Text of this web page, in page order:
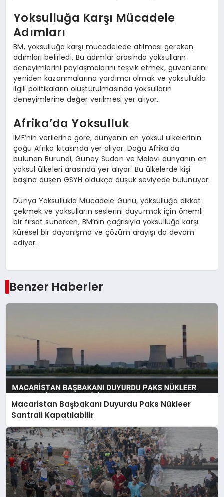
Yoksulluğa Karşı Mücadele
Adımları
BM, yoksulluğa karşı mücadelede atılması gereken
adımları belirledi. Bu adımlar arasında yoksulların
deneyimlerini paylaşmalarını teşvik etmek, güvenlerini
yeniden kazanmalarına yardımcı olmak ve yoksullukla
ilgili politikaların oluşturulmasında yoksulların
deneyimlerine değer verilmesi yer alıyor.
Afrika’da Yoksulluk
IMF’nin verilerine göre, dünyanın en yoksul ülkelerinin
çoğu Afrika kıtasında yer alıyor. Doğu Afrika’da
bulunan Burundi, Güney Sudan ve Malavi dünyanın en
yoksul ülkeleri arasında yer alıyor. Bu ülkelerde kişi
başına düşen GSYH oldukça düşük seviyede bulunuyor.
Dünya Yoksullukla Mücadele Günü, yoksulluğa dikkat
çekmek ve yoksulların seslerini duyurmak için önemli
bir fırsat sunarken, BM’nin çağrısıyla yoksulluğa karşı
küresel bir dayanışma ve çözüm arayışı da devam
ediyor.
Benzer Haberler
Macaristan Başbakanı Duyurdu Paks Nükleer
Santrali Kapatılabilir